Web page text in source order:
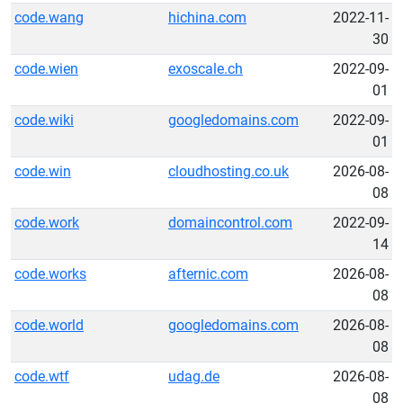
code.wang hichina.com
2022-11-
30
code.wien
exoscale.ch
2022-09-
01
code.wiki
googledomains.com
2022-09-
01
code.win
cloudhosting.co.uk
2026-08-
08
code.work
domaincontrol.com
2022-09-
14
code.works
afternic.com
2026-08-
08
code.world
googledomains.com
2026-08-
08
code.wtf
udag.de
2026-08-
08